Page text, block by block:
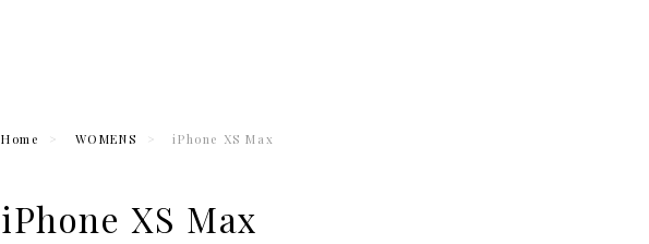
Home WOMENS iPhone XS Max
iPhone XS Max